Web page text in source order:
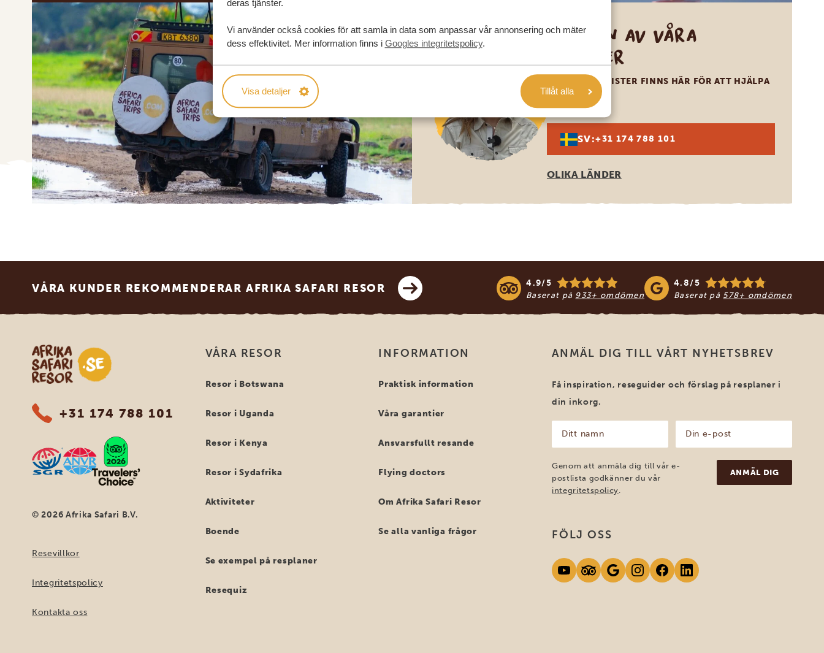
deras tjänster.
Vi använder också cookies för att samla in data som anpassar vår annonsering och mäter
dess effektivitet. Mer information finns i Googles integritetspolicy.
Visa detaljer Tillåt alla
Ring en av våra
experter
VÅRA SPECIALISTER FINNS HÄR FÖR ATT HJÄLPA
DIG
SV:+31 174 788 101
OLIKA LÄNDER
VÅRA KUNDER REKOMMENDERAR AFRIKA SAFARI RESOR 4.9/5
Baserat på 933+ omdömen
4.8/5
Baserat på 578+ omdömen
Safari-resor i Afrika
+31 174 788 101
© 2026 Afrika Safari B.V.
Resevillkor
Integritetspolicy
Kontakta oss
VÅRA RESOR
Resor i Botswana
Resor i Uganda
Resor i Kenya
Resor i Sydafrika
Aktiviteter
Boende
Se exempel på resplaner
Resequiz
INFORMATION
Praktisk information
Våra garantier
Ansvarsfullt resande
Flying doctors
Om Afrika Safari Resor
Se alla vanliga frågor
ANMÄL DIG TILL VÅRT NYHETSBREV
Få inspiration, reseguider och förslag på resplaner i
din inkorg.
namn
(Obligatoriskt)
post
(Obligatoriskt)
Genom att anmäla dig till vår e-
postlista godkänner du vår
integritetspolicy.
FÖLJ OSS